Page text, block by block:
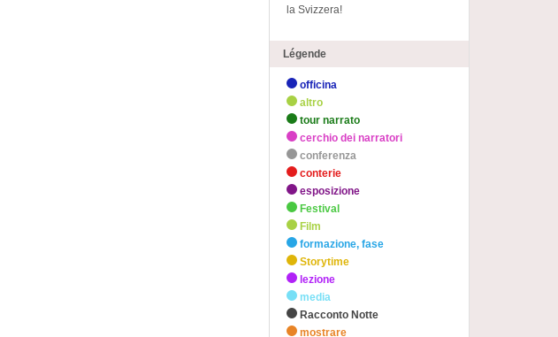
la Svizzera!
Légende
officina
altro
tour narrato
cerchio dei narratori
conferenza
conterie
esposizione
Festival
Film
formazione, fase
Storytime
lezione
media
Racconto Notte
mostrare